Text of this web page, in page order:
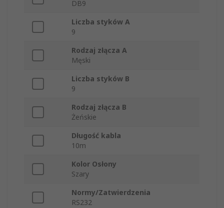
DB9
Liczba styków A
9
Rodzaj złącza A
Męski
Liczba styków B
9
Rodzaj złącza B
Żeńskie
Długość kabla
10m
Kolor Osłony
Szary
Normy/Zatwierdzenia
RS232